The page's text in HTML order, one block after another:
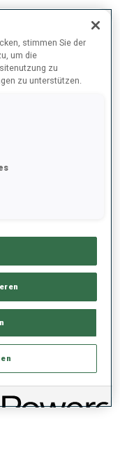
71%
stimmen Sie der
um die
zu
zu unterstützen.